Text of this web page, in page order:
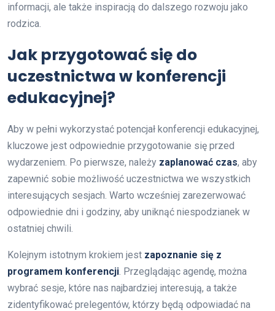
informacji, ale także inspiracją do dalszego rozwoju jako
rodzica.
Jak przygotować się do
uczestnictwa w konferencji
edukacyjnej?
Aby w pełni wykorzystać potencjał konferencji edukacyjnej,
kluczowe jest odpowiednie przygotowanie się przed
wydarzeniem. Po pierwsze, należy zaplanować czas, aby
zapewnić sobie możliwość uczestnictwa we wszystkich
interesujących sesjach. Warto wcześniej zarezerwować
odpowiednie dni i godziny, aby uniknąć niespodzianek w
ostatniej chwili.
Kolejnym istotnym krokiem jest zapoznanie się z
programem konferencji. Przeglądając agendę, można
wybrać sesje, które nas najbardziej interesują, a także
zidentyfikować prelegentów, którzy będą odpowiadać na